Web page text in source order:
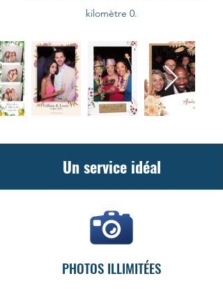
kilomètre 0.
Un service idéal
PHOTOS ILLIMITÉES